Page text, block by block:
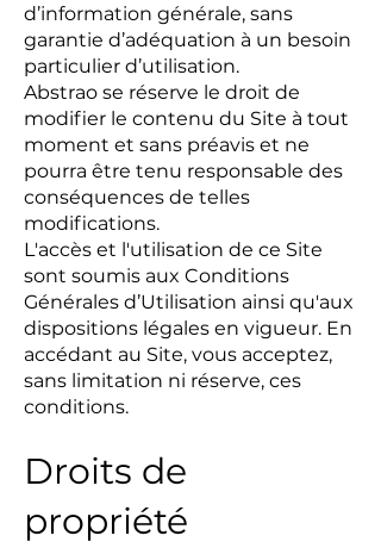
d’information générale, sans
garantie d’adéquation à un besoin
particulier d’utilisation.
Abstrao se réserve le droit de
modifier le contenu du Site à tout
moment et sans préavis et ne
pourra être tenu responsable des
conséquences de telles
modifications.
L'accès et l'utilisation de ce Site
sont soumis aux Conditions
Générales d’Utilisation ainsi qu'aux
dispositions légales en vigueur. En
accédant au Site, vous acceptez,
sans limitation ni réserve, ces
conditions.
Droits de
propriété